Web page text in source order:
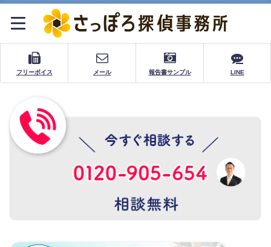
フリーボイス メール 報告書サンプル LINE